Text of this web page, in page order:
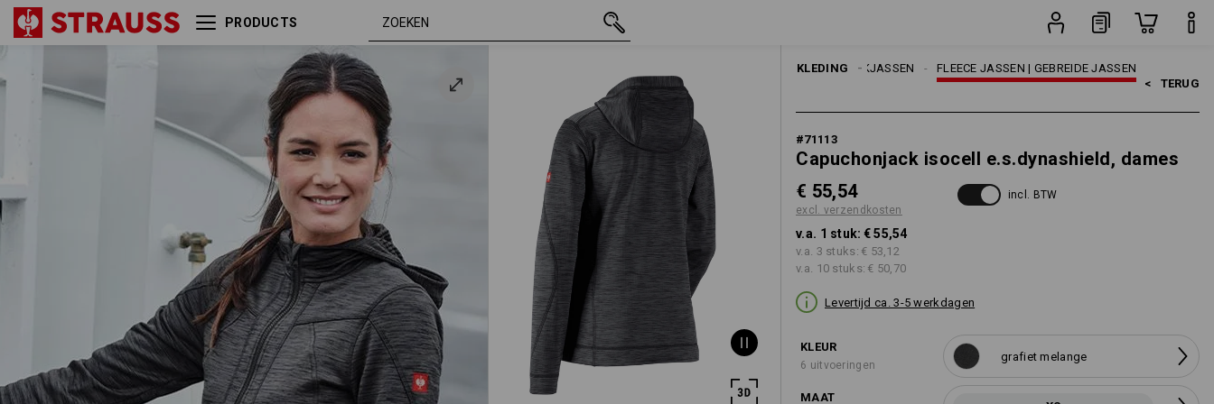
PRODUCTS
KLEDING FLEECE JASSEN | GEBREIDE JASSEN
WERKJASSEN
DAMES
< TERUG
#71113
Capuchonjack isocell e.s.dynashield, dames
€ 55,54
excl. verzendkosten
incl. BTW
v.a. 1 stuk: € 55,54
v.a. 3 stuks: € 53,12
v.a. 10 stuks: € 50,70
Levertijd ca. 3-5 werkdagen
KLEUR
6 uitvoeringen
grafiet melange
MAAT
Capuchonjack isocell
XS